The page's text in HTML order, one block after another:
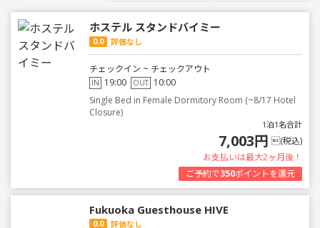
ホステル スタンドバイミー
0.0 評価なし
チェックイン ~ チェックアウト
IN 19:00 OUT 10:00
Single Bed in Female Dormitory Room (~8/17 Hotel
Closure)
1泊1名合計
7,003円 (税込)
お支払いは最大2ヶ月後！
ご予約で350ポイントを還元
Fukuoka Guesthouse HIVE
0.0 評価なし